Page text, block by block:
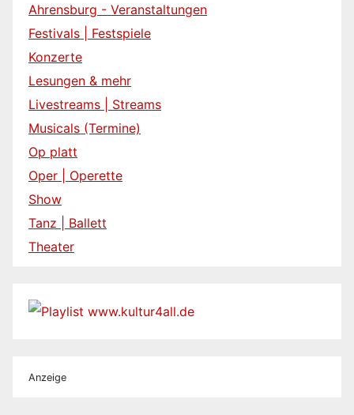
Ahrensburg - Veranstaltungen
Festivals | Festspiele
Konzerte
Lesungen & mehr
Livestreams | Streams
Musicals (Termine)
Op platt
Oper | Operette
Show
Tanz | Ballett
Theater
Anzeige